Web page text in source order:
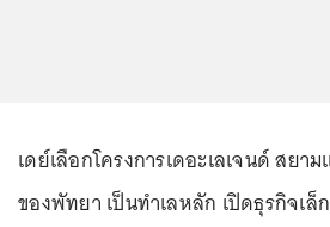
เดย์เลือกโครงการเดอะเลเจนด์ สย
ของพัทยา เป็นทำเลหลัก เปิดธุรกิจเล็